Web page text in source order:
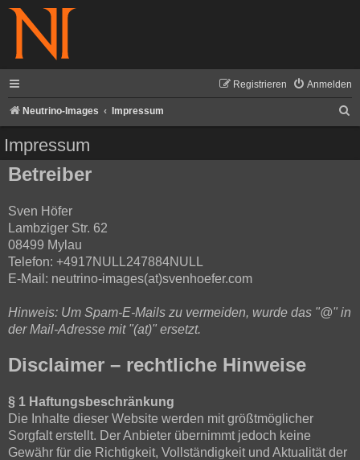
Anmelden
Registrieren
Neutrino-Images Impressum
Impressum
Betreiber
Sven Höfer
Lambziger Str. 62
08499 Mylau
Telefon: +4917NULL247884NULL
E-Mail: neutrino-images(at)svenhoefer.com
Hinweis: Um Spam-E-Mails zu vermeiden, wurde das "@" in
der Mail-Adresse mit "(at)" ersetzt.
Disclaimer – rechtliche Hinweise
§ 1 Haftungsbeschränkung
Die Inhalte dieser Website werden mit größtmöglicher
Sorgfalt erstellt. Der Anbieter übernimmt jedoch keine
Gewähr für die Richtigkeit, Vollständigkeit und Aktualität der